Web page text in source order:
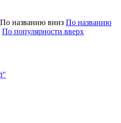
По названию вниз По названию
По популярности вверх